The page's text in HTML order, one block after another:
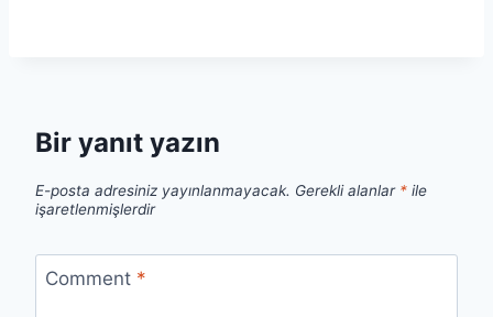
Bir yanıt yazın
E-posta adresiniz yayınlanmayacak. Gerekli alanlar * ile
işaretlenmişlerdir
Comment *